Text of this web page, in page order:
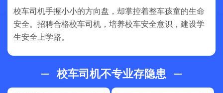
校车司机手握小小的方向盘，却掌控着整车孩童的生命
安全。招聘合格校车司机，培养校车安全意识，建设学
生安全上学路。
校车司机不专业存隐患